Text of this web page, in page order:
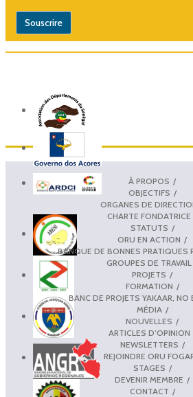
À PROPOS
OBJECTIFS
ORGANES DE
CHARTE FONDATRICE
STATUTS
ORU EN ACTION
BANQUE DE BONNES PRATIQUES
GROUPES DE TRAVAIL
PROJETS
FORMATION
BANC DE PROJETS YAKAAR, NO
MÉDIA
NOUVELLES
ARTICLES D’OPINION
NEWSLETTERS
REJOINDRE ORU
STAGES
DEVENIR MEMBRE
CONTACT